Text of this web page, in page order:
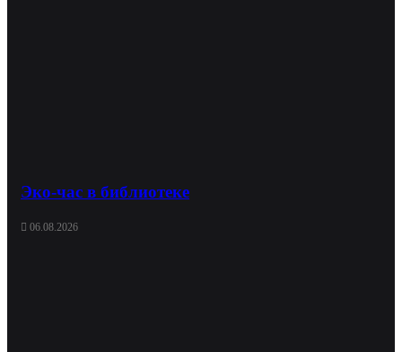
Эко-час в библиотеке
06.08.2026